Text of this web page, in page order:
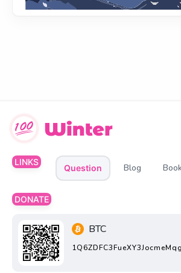
LINKS
Question Blog
DONATE
BTC